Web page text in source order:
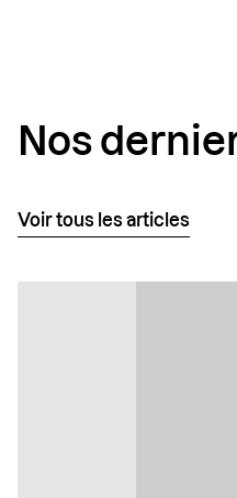
Nos
Voir tous les articles